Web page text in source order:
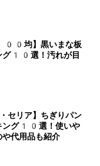
100均】黒いまな板
グ10選！汚れが目
リア】ちぎりパン
ング10選！使いや
代用品も紹介